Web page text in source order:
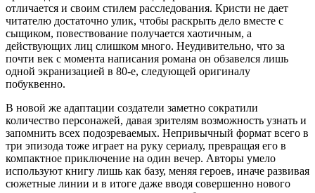
отличается и своим стилем расследования. Кристи не дает
читателю достаточно улик, чтобы раскрыть дело вместе с
сыщиком, повествование получается хаотичным, а
действующих лиц слишком много. Неудивительно, что за
почти век с момента написания романа он обзавелся лишь
одной экранизацией в 80-е, следующей оригиналу
побуквенно.
В новой же адаптации создатели заметно сократили
количество персонажей, давая зрителям возможность узнать и
запомнить всех подозреваемых. Непривычный формат всего в
три эпизода тоже играет на руку сериалу, превращая его в
компактное приключение на один вечер. Авторы умело
используют книгу лишь как базу, меняя героев, иначе развивая
сюжетные линии и в итоге даже вводя совершенно нового